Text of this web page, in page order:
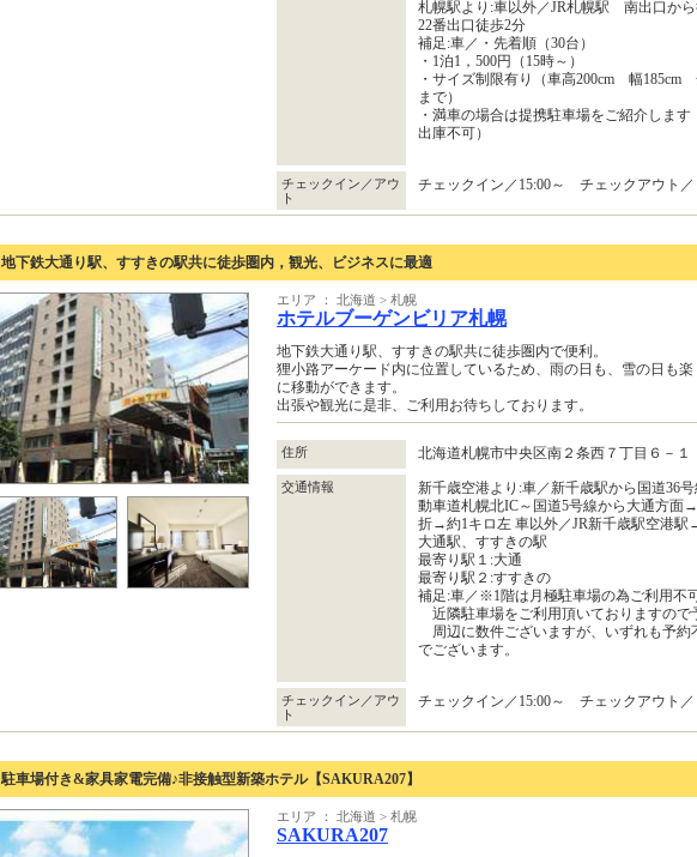
札幌駅より:車以外／JR札幌駅 南出口か
22番出口徒歩2分
補足:車／・先着順（30台）
・1泊1，500円（15時～）
・サイズ制限有り（車高200cm 幅
まで）
・満車の場合は提携駐車場をご紹介しま
出庫不可）
チェックイン／アウ
ト
チェックイン／15:00～ チェックアウト／
地下鉄大通り駅、すすきの駅共に徒歩圏内，観光、ビジネスに最適
エリア ： 北海道 > 札幌
ホテルブーゲンビリア札幌
地下鉄大通り駅、すすきの駅共に徒歩圏内で便利。
狸小路アーケード内に位置しているため、雨の日も、雪の日も楽
に移動ができます。
出張や観光に是非、ご利用お待ちしております。
住所 北海道札幌市中央区南２条西７丁目６－１
交通情報
新千歳空港より:車／新千歳駅から国道36
動車道札幌北IC～国道5号線から大通方面
折→約1キロ左 車以外／JR新千歳駅空港
大通駅、すすきの駅
最寄り駅１:大通
最寄り駅２:すすきの
補足:車／※1階は月極駐車場の為ご利用不
近隣駐車場をご利用頂いておりますので
周辺に数件ございますが、いずれも予約
でございます。
チェックイン／アウ
ト
チェックイン／15:00～ チェックアウト／
駐車場付き&家具家電完備♪非接触型新築ホテル【SAKURA207】
エリア ： 北海道 > 札幌
SAKURA207